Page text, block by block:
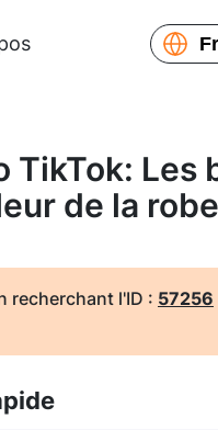
TikTok: Les
de la robe
recherchant l'ID : 57256